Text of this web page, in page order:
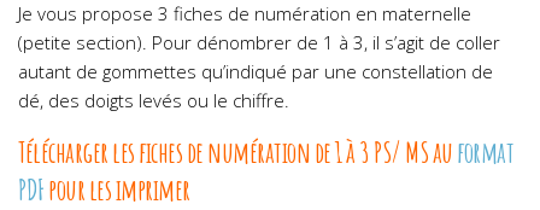
Je vous propose 3 fiches de numération en maternelle
(petite section). Pour dénombrer de 1 à 3, il s’agit de coller
autant de gommettes qu’indiqué par une constellation de
dé, des doigts levés ou le chiffre.
Télécharger les fiches de numération de 1 à 3 PS/ MS auformat
PDFpour les imprimer